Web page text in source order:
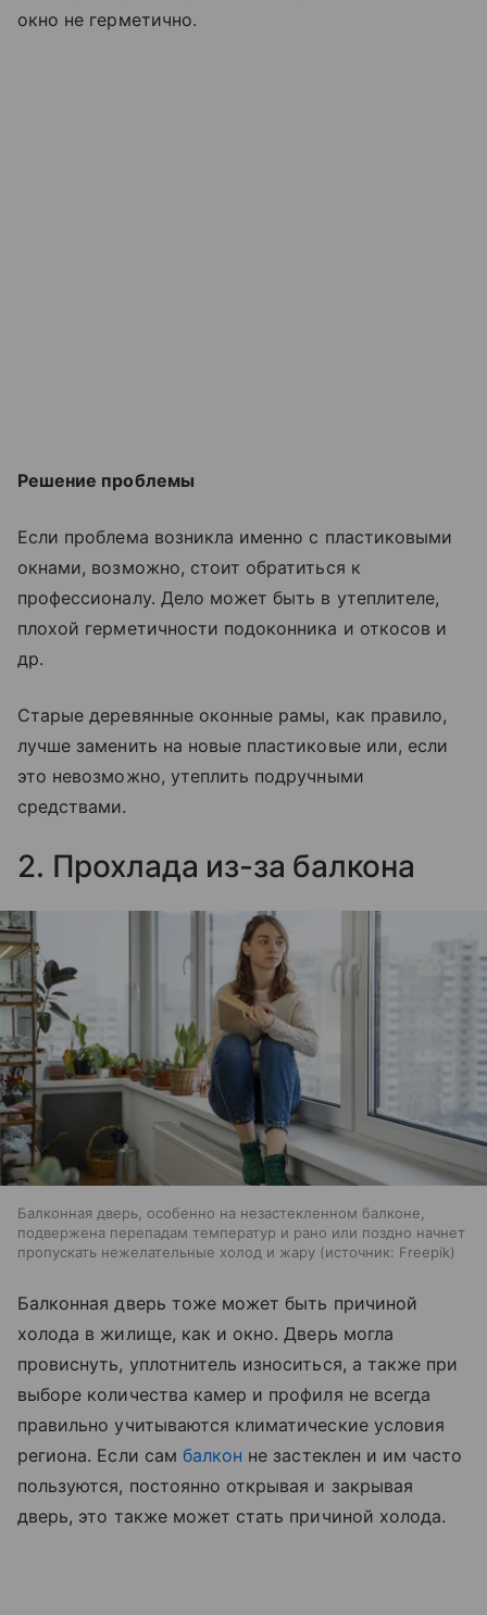
окно не герметично.
Решение проблемы
Если проблема возникла именно с пластиковыми
окнами, возможно, стоит обратиться к
профессионалу. Дело может быть в утеплителе,
плохой герметичности подоконника и откосов и
др.
Старые деревянные оконные рамы, как правило,
лучше заменить на новые пластиковые или, если
это невозможно, утеплить подручными
средствами.
2. Прохлада из-за балкона
Балконная дверь, особенно на незастекленном балконе,
подвержена перепадам температур и рано или поздно начнет
пропускать нежелательные холод и жару
источник: Freepik
Балконная дверь тоже может быть причиной
холода в жилище, как и окно. Дверь могла
провиснуть, уплотнитель износиться, а также при
выборе количества камер и профиля не всегда
правильно учитываются климатические условия
региона. Если сам балкон не застеклен и им часто
пользуются, постоянно открывая и закрывая
дверь, это также может стать причиной холода.